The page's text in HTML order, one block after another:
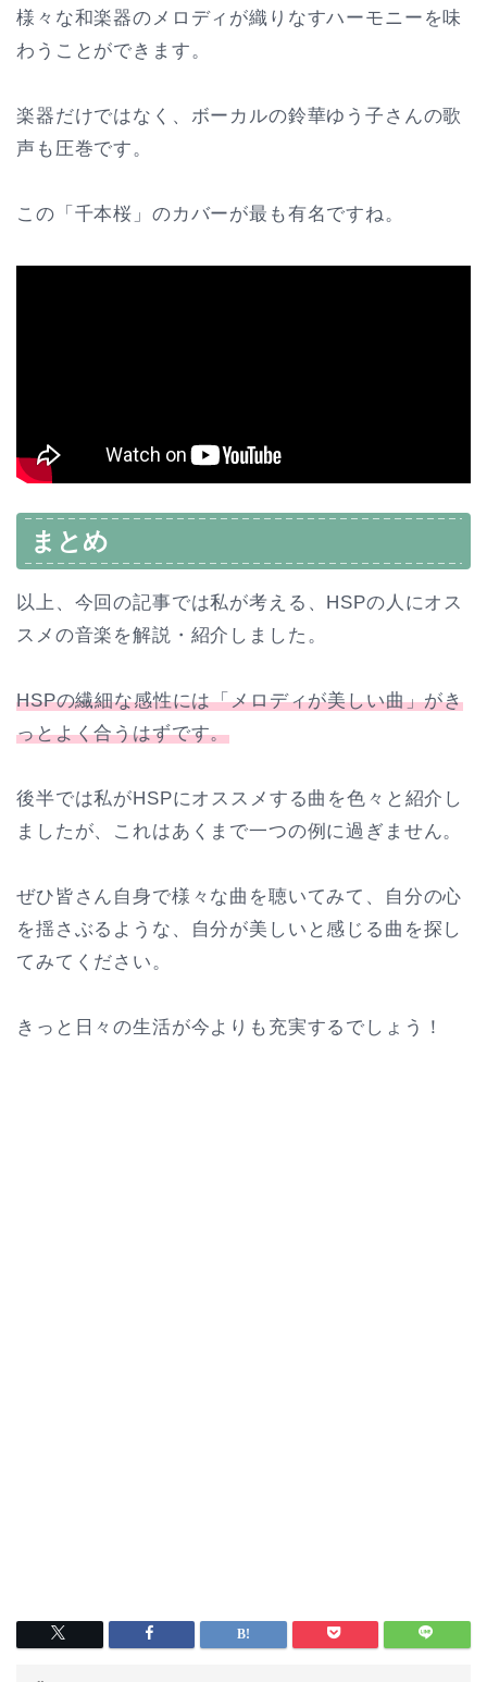
様々な和楽器のメロディが織りなすハーモニーを味
わうことができます。
楽器だけではなく、ボーカルの鈴華ゆう子さんの歌
声も圧巻です。
この「千本桜」のカバーが最も有名ですね。
まとめ
以上、今回の記事では私が考える、HSPの人にオス
スメの音楽を解説・紹介しました。
HSPの繊細な感性には「メロディが美しい曲」がき
っとよく合うはずです。
後半では私がHSPにオススメする曲を色々と紹介し
ましたが、これはあくまで一つの例に過ぎません。
ぜひ皆さん自身で様々な曲を聴いてみて、自分の心
を揺さぶるような、自分が美しいと感じる曲を探し
てみてください。
きっと日々の生活が今よりも充実するでしょう！